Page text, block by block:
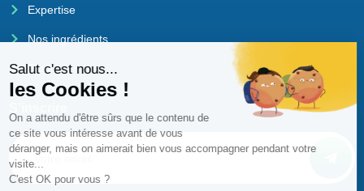
Expertise
Nos ingrédients
Blog